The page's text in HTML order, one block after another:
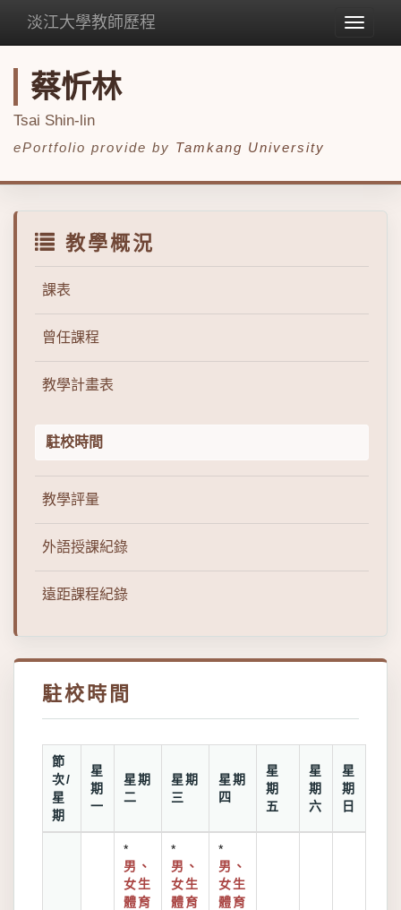
Toggle
淡江大學教師歷程
蔡忻林
Tsai Shin-lin
ePortfolio provide by Tamkang University
教學概況
課表
曾任課程
教學計畫表
駐校時間
教學評量
外語授課紀錄
遠距課程紀錄
駐校時間
節
次/
星
期
星
期
一
星期
二
星期
三
星期
四
星
期
五
星
期
六
星
期
日
*
男、
女生
體育
*
男、
女生
體育
*
男、
女生
體育